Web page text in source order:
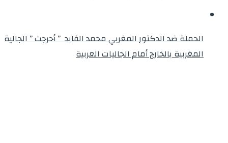
الحملة ضد الدكتور المغربي محمد الفايد ” أحرجت ” الجالية
المغربية بالخارج أمام الجاليات العربية